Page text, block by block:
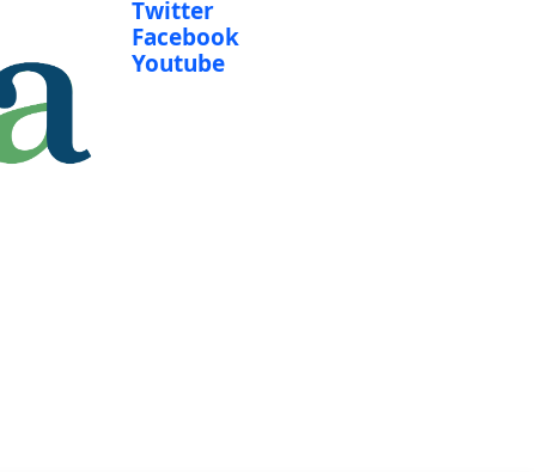
Twitter
Facebook
Youtube